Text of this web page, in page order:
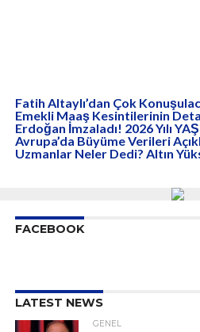
Fatih Altaylı’dan Çok
Emekli Maaş Kesintilerinin
Erdoğan İmzaladı! 2026 Yılı
Avrupa’da Büyüme Verileri
Uzmanlar Neler Dedi? Altın
FACEBOOK
LATEST NEWS
GENEL